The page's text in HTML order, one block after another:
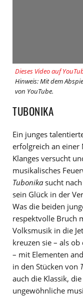
Dieses Video auf
Hinweis: Mit dem
von YouTube.
TUBONIKA
Ein junges
erfolgreich an einer
Klanges versucht
musikalisches
Tubonika sucht
sein Glück in der
Was die beiden
respektvolle Bruch
Volksmusik in die
kreuzen sie – als
– mit Elementen
in den Stücken von
auch die Klassik,
ungewöhnliche